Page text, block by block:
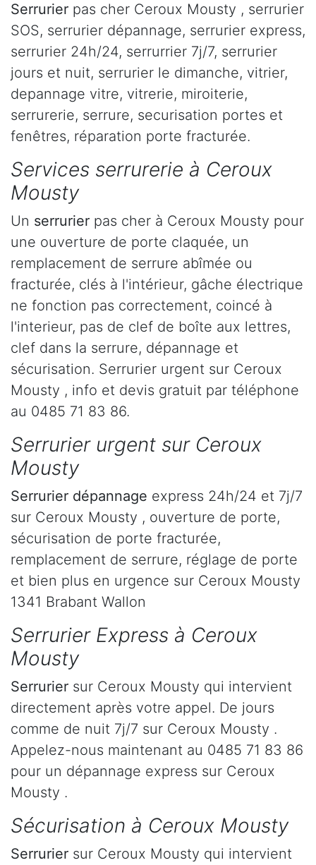
Serrurier pas cher Ceroux Mousty , serrurier
SOS, serrurier dépannage, serrurier express,
serrurier 24h/24, serrurrier 7j/7, serrurier
jours et nuit, serrurier le dimanche, vitrier,
depannage vitre, vitrerie, miroiterie,
serrurerie, serrure, securisation portes et
fenêtres, réparation porte fracturée.
Services serrurerie à Ceroux
Mousty
Un serrurier pas cher à Ceroux Mousty pour
une ouverture de porte claquée, un
remplacement de serrure abîmée ou
fracturée, clés à l'intérieur, gâche électrique
ne fonction pas correctement, coincé à
l'interieur, pas de clef de boîte aux lettres,
clef dans la serrure, dépannage et
sécurisation. Serrurier urgent sur Ceroux
Mousty , info et devis gratuit par téléphone
au 0485 71 83 86.
Serrurier urgent sur Ceroux
Mousty
Serrurier dépannage express 24h/24 et 7j/7
sur Ceroux Mousty , ouverture de porte,
sécurisation de porte fracturée,
remplacement de serrure, réglage de porte
et bien plus en urgence sur Ceroux Mousty
1341 Brabant Wallon
Serrurier Express à Ceroux
Mousty
Serrurier sur Ceroux Mousty qui intervient
directement après votre appel. De jours
comme de nuit 7j/7 sur Ceroux Mousty .
Appelez-nous maintenant au 0485 71 83 86
pour un dépannage express sur Ceroux
Mousty .
Sécurisation à Ceroux Mousty
Serrurier sur Ceroux Mousty qui intervient